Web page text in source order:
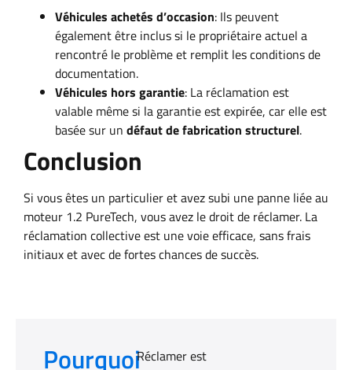
Véhicules achetés d’occasion: Ils peuvent
également être inclus si le propriétaire actuel a
rencontré le problème et remplit les conditions de
documentation.
Véhicules hors garantie: La réclamation est
valable même si la garantie est expirée, car elle est
basée sur un défaut de fabrication structurel.
Conclusion
Si vous êtes un particulier et avez subi une panne liée au
moteur 1.2 PureTech, vous avez le droit de réclamer. La
réclamation collective est une voie efficace, sans frais
initiaux et avec de fortes chances de succès.
PourquoiRéclamer est